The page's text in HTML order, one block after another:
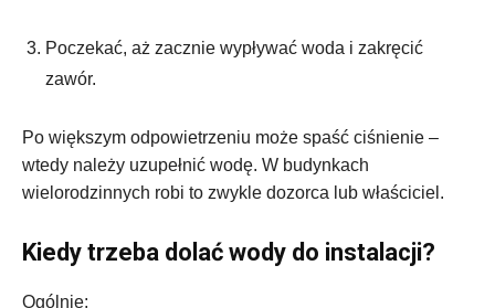
Poczekać, aż zacznie wypływać woda i zakręcić
zawór.
Po większym odpowietrzeniu może spaść ciśnienie –
wtedy należy uzupełnić wodę. W budynkach
wielorodzinnych robi to zwykle dozorca lub właściciel.
Kiedy trzeba dolać wody do instalacji?
Ogólnie: